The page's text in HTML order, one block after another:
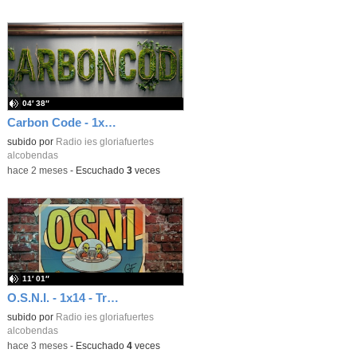
Carbon Code - 1x01 - Diálogos con la IA
subido por Radio ies gloriafuertes
alcobendas
04′ 38″
-hace 2 meses- Escuchado 3veces
O.S.N.I. - 1x14 - True de Avicii (2013)
subido por Radio ies gloriafuertes
alcobendas
11′ 01″
-hace 3 meses- Escuchado 4veces